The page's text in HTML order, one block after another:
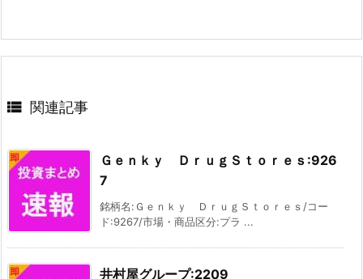
 関連記事
Ｇｅｎｋｙ ＤｒｕｇＳｔｏｒｅｓ:926
7
銘柄名:Ｇｅｎｋｙ ＤｒｕｇＳｔｏｒｅｓ/コー
ド:9267/市場・商品区分:プラ ...
井村屋グループ:2209